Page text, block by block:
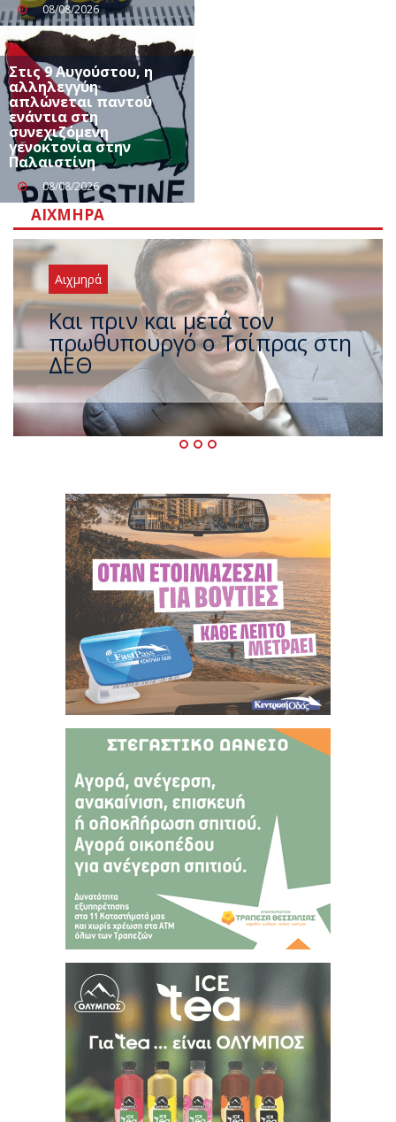
08/08/2026
Στις 9 Αυγούστου, η
αλληλεγγύη
απλώνεται παντού
ενάντια στη
συνεχιζόμενη
γενοκτονία στην
Παλαιστίνη
08/08/2026
ΑΙΧΜΗΡΆ
Αιχμηρά
Έρχεται νέο ισχυρό κύμα
ζέστης με 40 βαθμούς Κελσίου
– Ο καιρός έως τον
Δεκαπενταύγουστο